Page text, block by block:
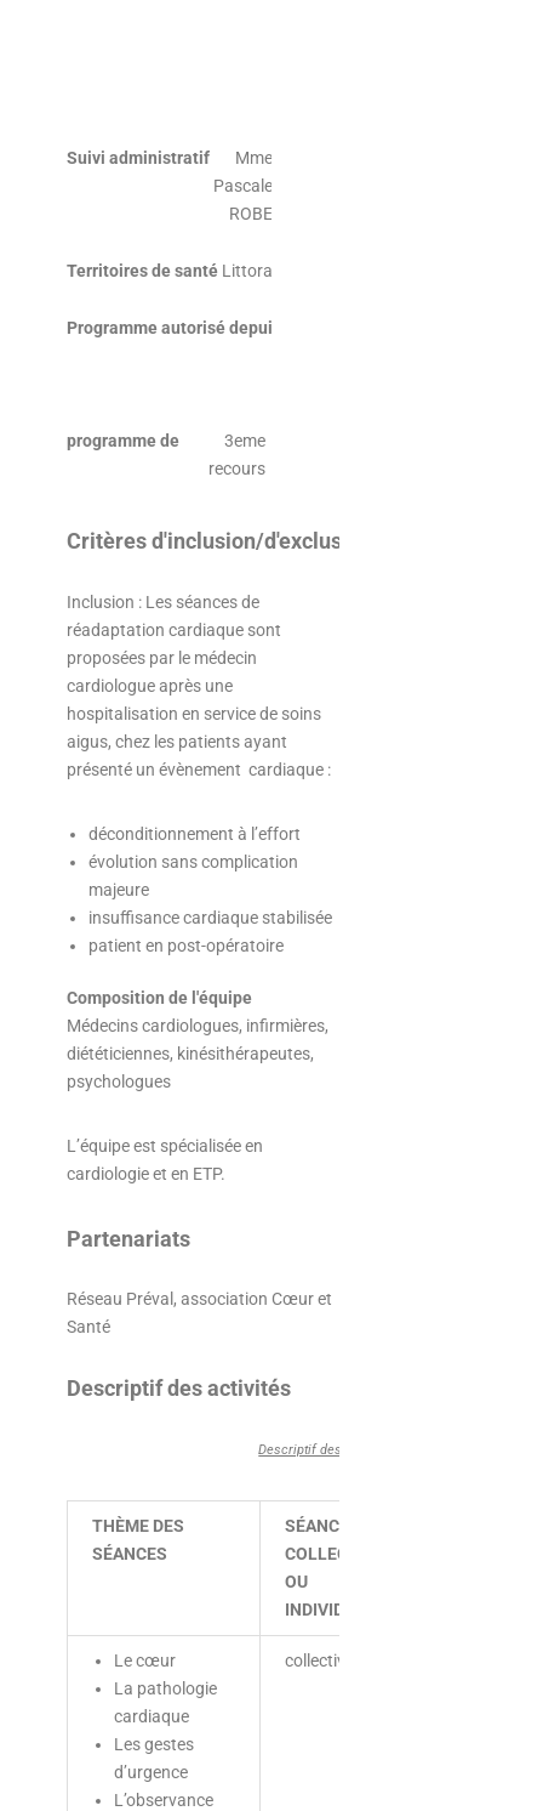
Suivi administratif
Mme
Pascale
ROBE
Territoires de santé Littoral
Programme autorisé depuis
programme de
3eme
recours
Critères d'inclusion/d'exclusion
Inclusion : Les séances de
réadaptation cardiaque sont
proposées par le médecin
cardiologue après une
hospitalisation en service de soins
aigus, chez les patients ayant
présenté un évènement cardiaque :
déconditionnement à l’effort
évolution sans complication
majeure
insuffisance cardiaque stabilisée
patient en post-opératoire
Composition de l'équipe
Médecins cardiologues, infirmières,
diététiciennes, kinésithérapeutes,
psychologues
L’équipe est spécialisée en
cardiologie et en ETP.
Partenariats
Réseau Préval, association Cœur et
Santé
Descriptif des activités
THÈME DES
SÉANCES
SÉANCE
COLLECTIVE
OU
INDIVIDUELLE
Descriptif des activités :
Le cœur
La pathologie
cardiaque
Les gestes
d’urgence
L’observance
collective